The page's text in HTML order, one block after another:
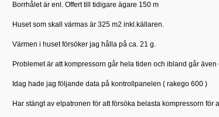
Borrhålet är enl. Offert till tidigare ägare 150 m
Huset som skall värmas är 325 m2 inkl.källaren.
Värmen i huset försöker jag hålla på ca. 21 g.
Problemet är att kompressorn går hela tiden och ibland går
Idag hade jag följande data på kontrollpanelen ( rakego 600 )
Har stängt av elpatronen för att försöka belasta kompressorn för